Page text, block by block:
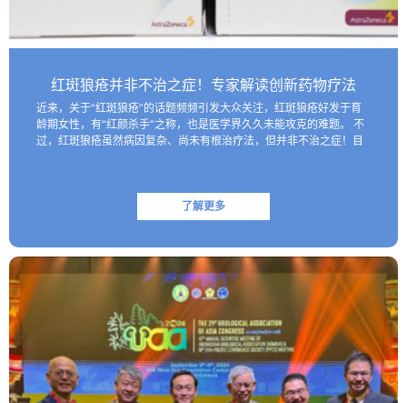
红斑狼疮并非不治之症！专家解读创新药物疗法
近来，关于“红斑狼疮”的话题频频引发大众关注，红斑狼疮好发于育
龄期女性，有“红颜杀手”之称，也是医学界久久未能攻克的难题。 不
过，红斑狼疮虽然病因复杂、尚未有根治疗法，但并非不治之症！目
了解更多